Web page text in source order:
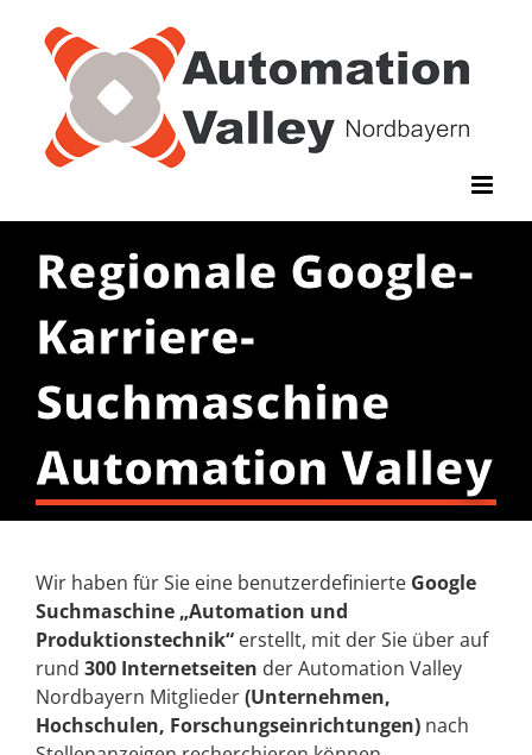
Inhalt
springen
Regionale Google-
Karriere-
Suchmaschine
Automation Valley
Wir haben für Sie eine benutzerdefinierteGoogle
Suchmaschine „Automation und
Produktionstechnik“erstellt, mit der Sie über auf
rund 300 Internetseiten der Automation Valley
Nordbayern Mitglieder(Unternehmen,
Hochschulen, Forschungseinrichtungen)nach